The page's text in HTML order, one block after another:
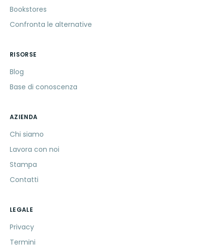
Bookstores
Confronta le alternative
RISORSE
Blog
Base di conoscenza
AZIENDA
Chi siamo
Lavora con noi
Stampa
Contatti
LEGALE
Privacy
Termini